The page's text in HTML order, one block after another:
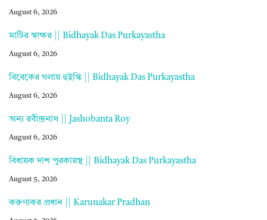
August 6, 2026
মাটির স্বাক্ষর || Bidhayak Das Purkayastha
August 6, 2026
বিবেকের গলায় হুইস্কি || Bidhayak Das Purkayastha
August 6, 2026
অন্য রবীন্দ্রনাথ || Jashobanta Roy
August 6, 2026
বিধায়ক দাশ পুরকায়স্থ || Bidhayak Das Purkayastha
August 5, 2026
করুণাকর প্রধান || Karunakar Pradhan